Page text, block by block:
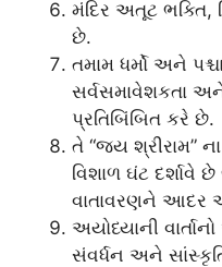
મંદિર અતૂટ ભક્તિ,
છે.
તમામ ધર્મો અને
સર્વસમાવેશકતા અને
પ્રતિબિંબિત કરે છે.
તે “જય શ્રીરામ”
વિશાળ ઘંટ દર્શાવે
વાતાવરણને આદર
અયોધ્યાની
સંવર્ધન અને